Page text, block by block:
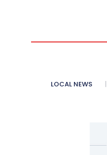
LOCAL NEWS